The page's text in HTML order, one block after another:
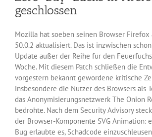
geschlossen
Mozilla hat soeben seinen Browser Firefox
50.0.2 aktualisiert. Das ist inzwischen
Update außer der Reihe für den
Woche. Mit diesem Patch schließen die
vorgestern bekannt gewordene kritische
insbesondere die Nutzer des Browsers als
das Anonymisierungsnetzwerk The Onion
bedrohte. Nach dem Security Advisory
der Browser-Komponente SVG Animation:
Bug erlaubte es, Schadcode